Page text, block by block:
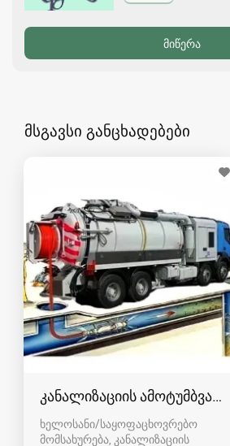
მსგავსი განცხადებები
კანალიზაციის ამოტუმბვა,
ხელოსანი/საყოფაცხოვრებო
მომსახურება, კანალიზაციის